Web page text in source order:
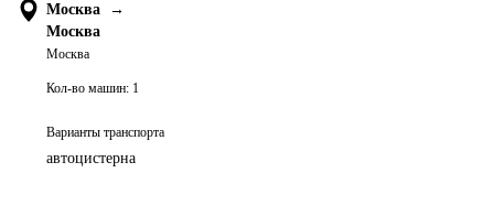
Москва
→
Москва
Москва
Кол-во машин: 1
Варианты транспорта
автоцистерна